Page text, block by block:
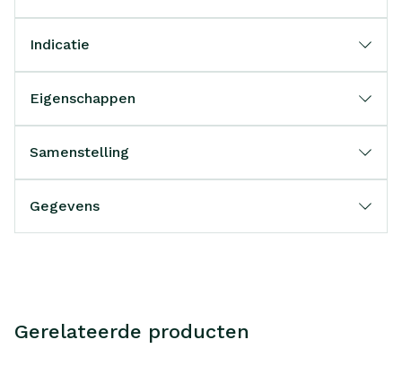
Indicatie
Eigenschappen
Samenstelling
Gegevens
Gerelateerde producten